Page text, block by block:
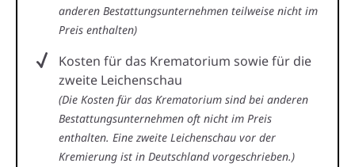
anderen Bestattungsunternehmen teilweise nicht im
Preis enthalten)
Kosten für das Krematorium sowie für die
zweite Leichenschau
(Die Kosten für das Krematorium sind bei anderen
Bestattungsunternehmen oft nicht im Preis
enthalten. Eine zweite Leichenschau vor der
Kremierung ist in Deutschland vorgeschrieben.)